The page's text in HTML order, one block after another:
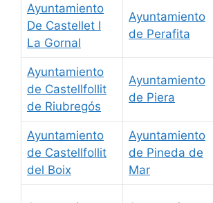
Ayuntamiento
De Castellet I
La Gornal
Ayuntamiento
de Perafita
Ayuntamiento
de Castellfollit
de Riubregós
Ayuntamiento
de Piera
Ayuntamiento
de Castellfollit
del Boix
Ayuntamiento
de Pineda de
Mar